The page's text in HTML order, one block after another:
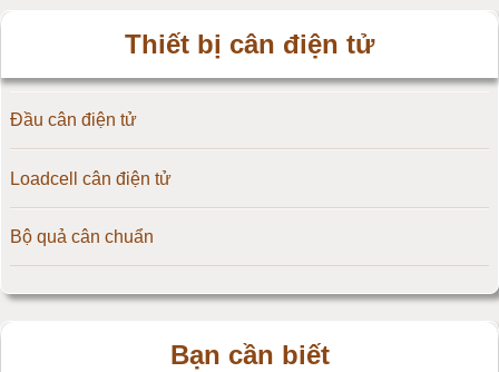
Cân điện tử 10kg
Cân điện tử 15kg
Cân điện tử 20kg
Cân điện tử 25kg
Thiết bị cân điện tử
Đầu cân điện tử
Loadcell cân điện tử
Bộ quả cân chuẩn
Bạn cần biết